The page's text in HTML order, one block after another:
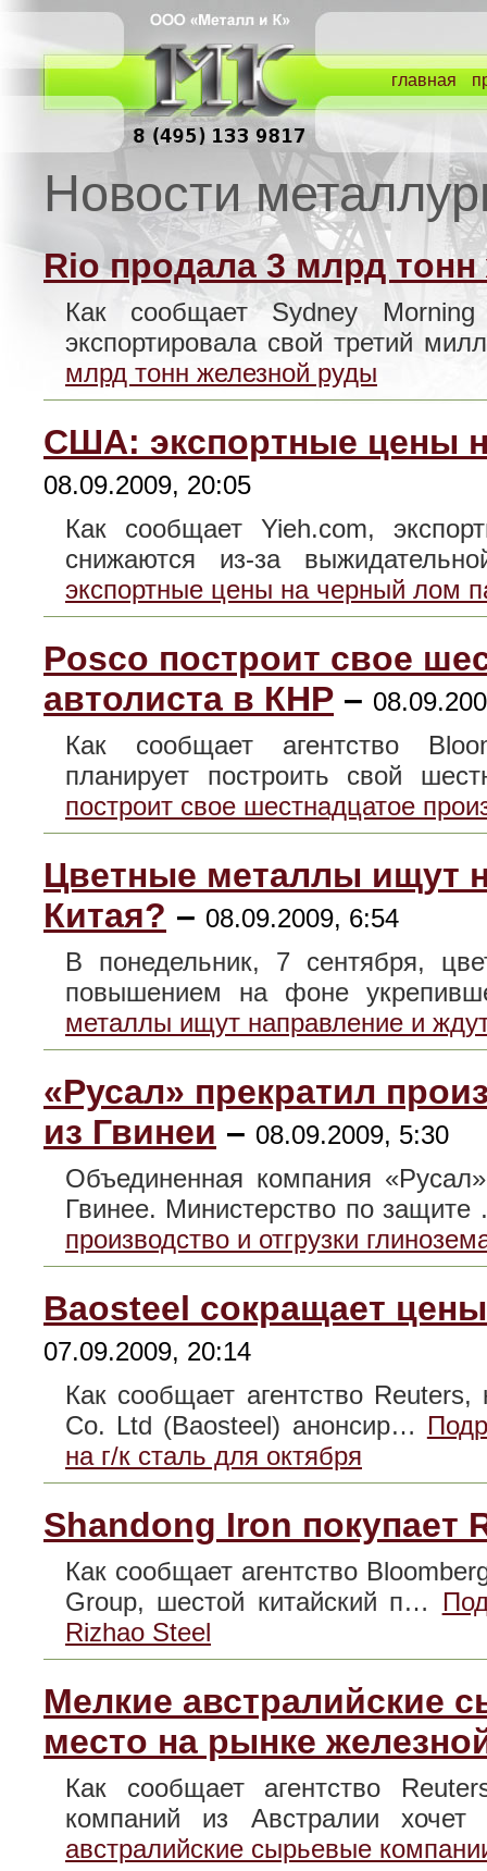
главная
Новости
Rio продала 3 млрд
Как сообщает Sydney
экспортировала свой третий
млрд тонн железной руды
США: экспортные цены
08.09.2009, 20:05
Как сообщает Yieh.com,
снижаются из-за
экспортные цены на черный лом
Posco построит свое
автолиста в КНР –
Как сообщает агентство
планирует построить свой
построит свое шестнадцатое
Цветные металлы ищут
Китая? – 08.09.2009, 6:54
В понедельник, 7 сентября,
повышением на фоне
металлы ищут направление и
«Русал» прекратил
из Гвинеи – 08.09.2009, 5:30
Объединенная компания
Гвинее. Министерство по
производство и отгрузки
Baosteel сокращает
07.09.2009, 20:14
Как сообщает агентство
Co. Ltd (Baosteel) анонсир…
на г/к сталь для октября
Shandong Iron покупает
Как сообщает агентство
Group, шестой китайский п…
Rizhao Steel
Мелкие австралийские
место на рынке
Как сообщает агентство
компаний из Австралии
австралийские сырьевые